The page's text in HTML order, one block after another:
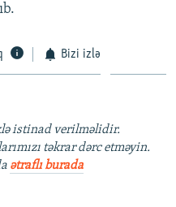
Bizi izlə
istinad verilməlidir.
təkrar dərc etməyin.
ətraflı burada